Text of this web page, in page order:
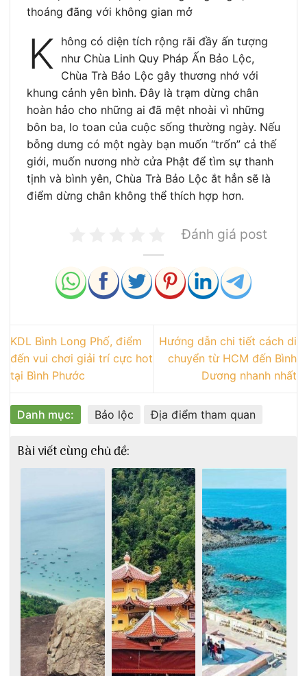
thoáng đãng với không gian mở
K hông có diện tích rộng rãi đầy ấn tượng
như Chùa Linh Quy Pháp Ấn Bảo Lộc,
Chùa Trà Bảo Lộc gây thương nhớ với
khung cảnh yên bình. Đây là trạm dừng chân
hoàn hảo cho những ai đã mệt nhoài vì những
bôn ba, lo toan của cuộc sống thường ngày. Nếu
bỗng dưng có một ngày bạn muốn “trốn” cả thế
giới, muốn nương nhờ cửa Phật để tìm sự thanh
tịnh và bình yên, Chùa Trà Bảo Lộc ắt hẳn sẽ là
điểm dừng chân không thể thích hợp hơn.
Đánh giá post
KDL Bình Long Phố, điểm
đến vui chơi giải trí cực hot
tại Bình Phước
Hướng dẫn chi tiết cách di
chuyển từ HCM đến Bình
Dương nhanh nhất
Danh mục: Bảo lộc Địa điểm tham quan
Bài viết cùng chủ đề: